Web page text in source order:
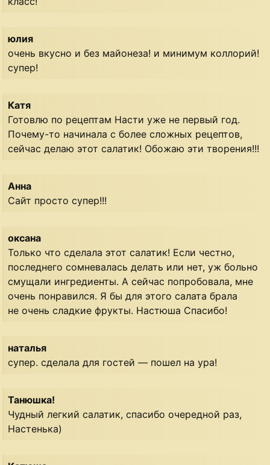
юлия
очень вкусно и без майонеза! и минимум коллорий!
супер!
Катя
Готовлю по рецептам Насти уже не первый год.
Почему-то начинала с более сложных рецептов,
сейчас делаю этот салатик! Обожаю эти творения!!!
Анна
Сайт просто супер!!!
оксана
Только что сделала этот салатик! Если честно,
последнего сомневалась делать или нет, уж больно
смущали ингредиенты. А сейчас попробовала, мне
очень понравился. Я бы для этого салата брала
не очень сладкие фрукты. Настюша Спасибо!
наталья
супер. сделала для гостей — пошел на ура!
Танюшка!
Чудный легкий салатик, спасибо очередной раз,
Настенька)